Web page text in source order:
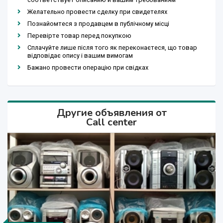
Желательно провести сделку при свидетелях
Познайомтеся з продавцем в публічному місці
Перевірте товар перед покупкою
Сплачуйте лише після того як переконаєтеся, що товар
відповідає опису і вашим вимогам
Бажано провести операцію при свідках
Другие объявления от
Call center